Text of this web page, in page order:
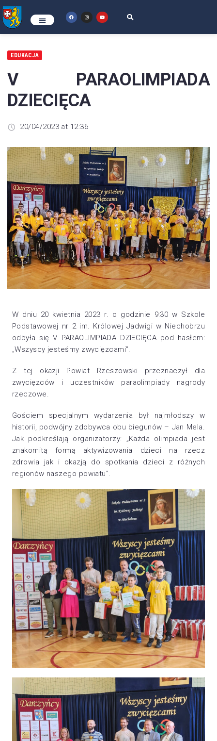
EDUKACJA
V PARAOLIMPIADA
DZIECIĘCA
20/04/2023 at 12:36
W dniu 20 kwietnia 2023 r. o godzinie 9:30 w Szkole
Podstawowej nr 2 im. Królowej Jadwigi w Niechobrzu
odbyła się V PARAOLIMPIADA DZIECIĘCA pod hasłem:
„Wszyscy jesteśmy zwycięzcami”.
Z tej okazji Powiat Rzeszowski przeznaczył dla
zwycięzców i uczestników paraolimpiady nagrody
rzeczowe.
Gościem specjalnym wydarzenia był najmłodszy w
historii, podwójny zdobywca obu biegunów – Jan Mela.
Jak podkreślają organizatorzy: „Każda olimpiada jest
znakomitą formą aktywizowania dzieci na rzecz
zdrowia jak i okazją do spotkania dzieci z różnych
regionów naszego powiatu”.